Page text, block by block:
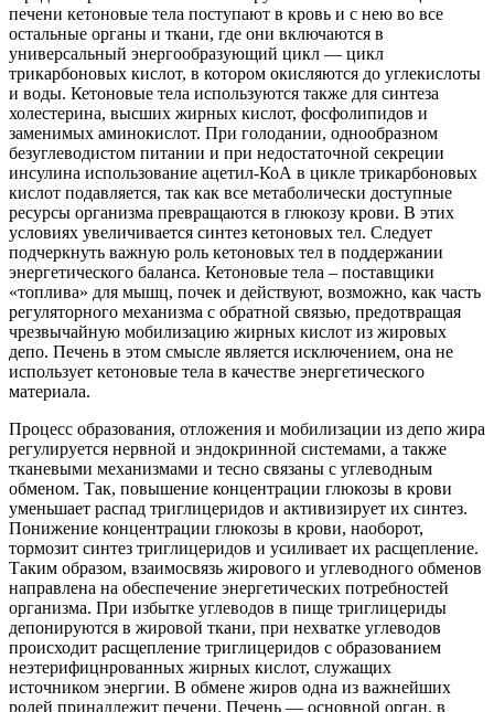
печени кетоновые тела поступают в кровь и с нею во все
остальные органы и ткани, где они включаются в
универсальный энергообразующий цикл — цикл
трикарбоновых кислот, в котором окисляются до углекислоты
и воды. Кетоновые тела используются также для синтеза
холестерина, высших жирных кислот, фосфолипидов и
заменимых аминокислот. При голодании, однообразном
безуглеводистом питании и при недостаточной секреции
инсулина использование ацетил-КоА в цикле трикарбоновых
кислот подавляется, так как все метаболически доступные
ресурсы организма превращаются в глюкозу крови. В этих
условиях увеличивается синтез кетоновых тел. Следует
подчеркнуть важную роль кетоновых тел в поддержании
энергетического баланса. Кетоновые тела – поставщики
«топлива» для мышц, почек и действуют, возможно, как часть
регуляторного механизма с обратной связью, предотвращая
чрезвычайную мобилизацию жирных кислот из жировых
депо. Печень в этом смысле является исключением, она не
использует кетоновые тела в качестве энергетического
материала.
Процесс образования, отложения и мобилизации из депо жира
регулируется нервной и эндокринной системами, а также
тканевыми механизмами и тесно связаны с углеводным
обменом. Так, повышение концентрации глюкозы в крови
уменьшает распад триглицеридов и активизирует их синтез.
Понижение концентрации глюкозы в крови, наоборот,
тормозит синтез триглицеридов и усиливает их расщепление.
Таким образом, взаимосвязь жирового и углеводного обменов
направлена на обеспечение энергетических потребностей
организма. При избытке углеводов в пище триглицериды
депонируются в жировой ткани, при нехватке углеводов
происходит расщепление триглицеридов с образованием
неэтерифицнрованных жирных кислот, служащих
источником энергии. В обмене жиров одна из важнейших
ролей принадлежит печени. Печень — основной орган, в